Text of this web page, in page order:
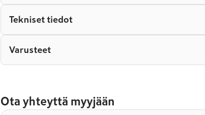
Tekniset tiedot
Varusteet
Ota yhteyttä myyjään